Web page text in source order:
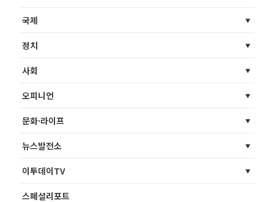
국제
정치
사회
오피니언
문화·라이프
뉴스발전소
이투데이TV
스페셜리포트